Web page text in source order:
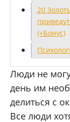
20
(+Бонус)
Люди не
день им
делиться с
Все люди